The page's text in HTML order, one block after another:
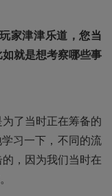
家津津乐道，您当
就是想考察哪些事
了当时正在筹备的
习一下，不同的流
，因为我们当时在